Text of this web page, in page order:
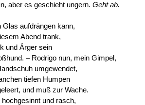
aber es geschieht ungern. Geht ab.
Glas aufdrängen kann,
Abend trank,
und Ärger sein
– Rodrigo nun, mein Gimpel,
umgewendet,
tiefen Humpen
und muß zur Wache.
und rasch,